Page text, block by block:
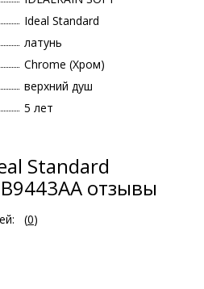
Ideal Standard
латунь
Chrome (Хром)
верхний душ
5 лет
Standard
B9443AA отзывы
(0)